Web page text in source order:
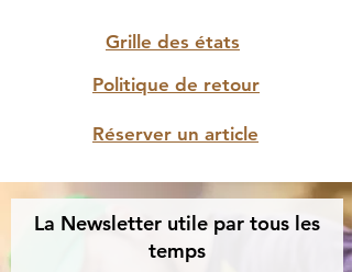
Grille des états
Politique de retour
Réserver un article
La Newsletter utile par tous les
temps